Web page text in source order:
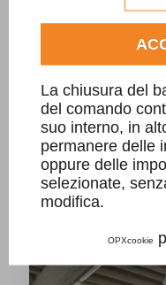
Consulta
La chiusura del
del comando
suo interno, in
permanere delle
oppure delle
selezionate,
modifica.
OPXcookie
Fontana